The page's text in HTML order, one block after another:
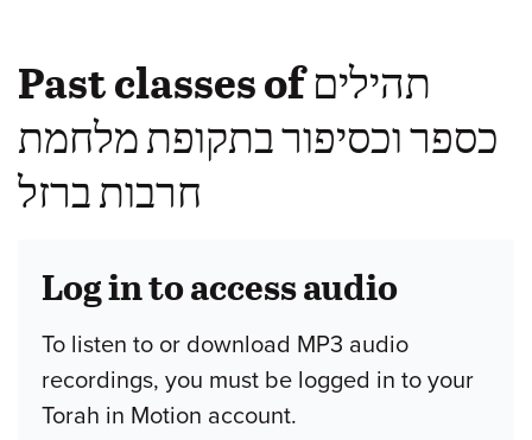
Past classes of תהילים
כספר וכסיפור בתקופת מלחמת
חרבות ברזל
Log in to access audio
To listen to or download MP3 audio
recordings, you must be logged in to your
Torah in Motion account.